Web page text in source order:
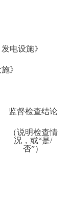
电设施》
》
监督检查结论
（说明检查情
况，或“是/
否”）